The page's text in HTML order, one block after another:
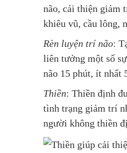
não, cải thiện giảm
khiêu vũ, cầu lông,
Rèn luyện trí não:
liên tưởng một số
não 15 phút, ít nhất
Thiền: Thiền định
tình trạng giảm trí
người không thiền